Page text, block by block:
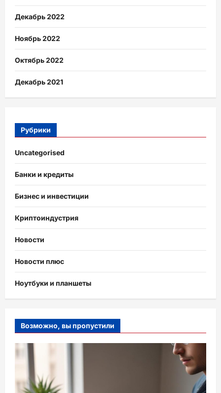
Декабрь 2022
Ноябрь 2022
Октябрь 2022
Декабрь 2021
Рубрики
Uncategorised
Банки и кредиты
Бизнес и инвестиции
Криптоиндустрия
Новости
Новости плюс
Ноутбуки и планшеты
Возможно, вы пропустили